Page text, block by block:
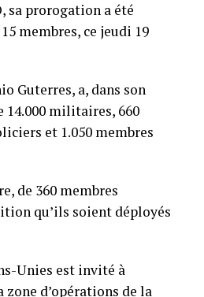
sa prorogation a été
membres, ce jeudi 19
Guterres, a, dans son
militaires, 660
et 1.050 membres
de 360 membres
qu’ils soient déployés
Unies est invité à
d’opérations de la